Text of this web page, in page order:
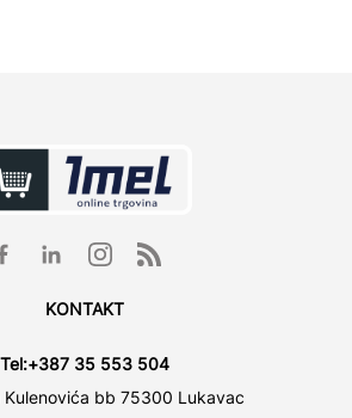
KONTAKT
Tel:+387 35 553 504
Kulenovića bb 75300 Lukavac